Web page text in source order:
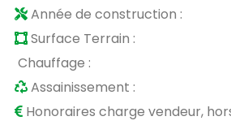
Année de construction :
Surface Terrain :
Chauffage :
Assainissement :
Honoraires charge vendeur,